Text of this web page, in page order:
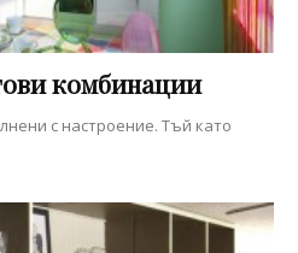
комбинации
с настроение. Тъй като